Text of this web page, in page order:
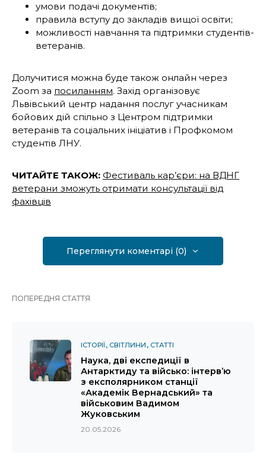
умови подачі документів;
правила вступу до закладів вищої освіти;
можливості навчання та підтримки студентів-
ветеранів.
Долучитися можна буде також онлайн через
Zoom за посиланням. Захід організовує
Львівський центр надання послуг учасникам
бойових дій спільно з Центром підтримки
ветеранів та соціальних ініціатив і Профкомом
студентів ЛНУ.
ЧИТАЙТЕ ТАКОЖ: Фестиваль кар’єри: на ВДНГ
ветерани зможуть отримати консультації від
фахівців
Переглянути коментарі (0)
ПОПЕРЕДНЯ СТАТТЯ
ІСТОРІЇ СВІТЛИНИ СТАТТІ
Наука, дві експедиції в
Антарктиду та військо: інтерв’ю
з експолярником станції
«Академік Вернадський» та
військовим Вадимом
Жуковським
20.05.2026